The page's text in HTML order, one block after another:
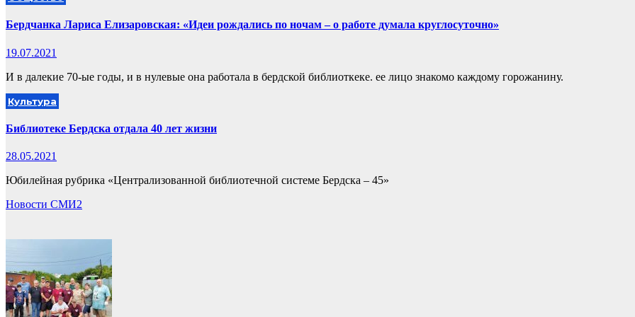
Бердчанка Лариса Елизаровская: «Идеи рождались по ночам – о работе думала круглосуточно»
19.07.2021
И в далекие 70-ые годы, и в нулевые она работала в бердской библиоткеке. ее лицо знакомо каждому горожанину.
Культура
Библиотеке Бердска отдала 40 лет жизни
28.05.2021
Юбилейная рубрика «Централизованной библиотечной системе Бердска – 45»
Новости СМИ2